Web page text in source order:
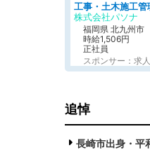
株式会社パソナ
福岡県 北九州市
時給1,506円
正社員
スポンサー：求
追悼
長崎市出身・平